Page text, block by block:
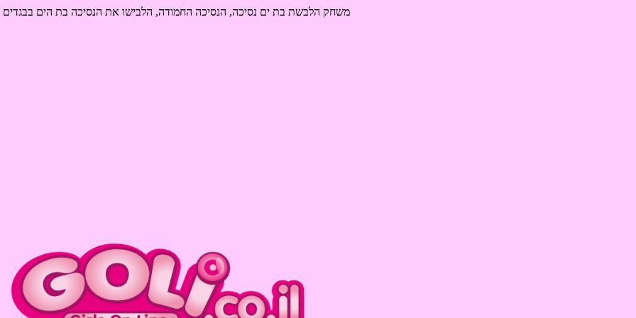
משחק הלבשת בת ים נסיכה, הנסיכה החמודה, הלבישו את הנסיכה בת הים בבגדים